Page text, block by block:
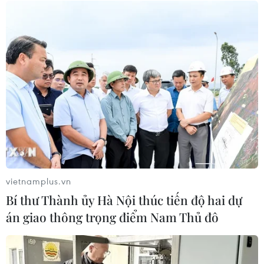
CƠ QUAN CHỦ QUẢN: THÔNG TẤN XÃ VIỆT NAM
Tổng Biên tập: TRẦN TIẾN DUẨN
Phó Tổng Biên tập: NGUYỄN THỊ TÁM, KHÚC THANH
THỦY
Sở hữu trí tuệ
Quy định sử dụng
RSS
Hỗ trợ
Ngôn ngữ
TTXVN
Dịch vụ tin
Quảng cáo
Liên hệ
vietnamplus.vn
Bí thư Thành ủy Hà Nội thúc tiến độ hai dự
án giao thông trọng điểm Nam Thủ đô